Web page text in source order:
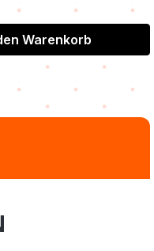
nicht verfügbar.)
Warenkorb